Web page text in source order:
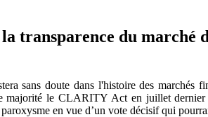
transparence du marché
sans doute dans l'histoire des marchés
majorité le CLARITY Act en juillet dernier
en vue d’un vote décisif qui